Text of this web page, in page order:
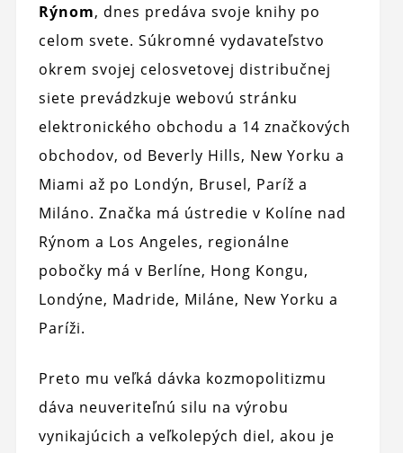
Rýnom, dnes predáva svoje knihy po
celom svete. Súkromné ​​vydavateľstvo
okrem svojej celosvetovej distribučnej
siete prevádzkuje webovú stránku
elektronického obchodu a 14 značkových
obchodov, od Beverly Hills, New Yorku a
Miami až po Londýn, Brusel, Paríž a
Miláno. Značka má ústredie v Kolíne nad
Rýnom a Los Angeles, regionálne
pobočky má v Berlíne, Hong Kongu,
Londýne, Madride, Miláne, New Yorku a
Paríži.
Preto mu veľká dávka kozmopolitizmu
dáva neuveriteľnú silu na výrobu
vynikajúcich a veľkolepých diel, akou je